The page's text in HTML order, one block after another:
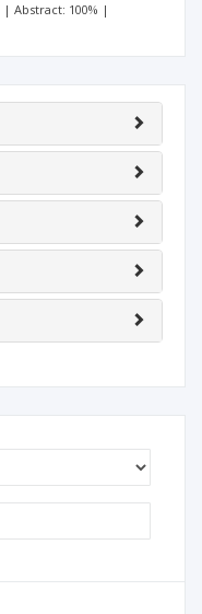
| Abstract: 100% |